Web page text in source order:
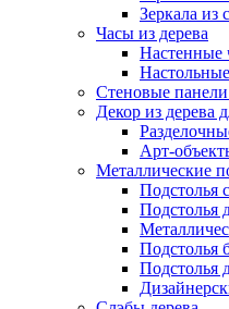
Зеркала из
Часы из дерева
Настенные
Стеновые
Декор из дерева
Арт-
Металлические
Подстолья
Подстолья
Подстолья
Подстолья